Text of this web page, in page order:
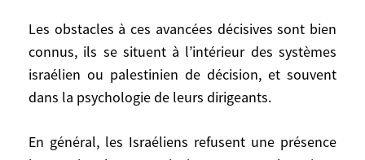
Les obstacles à ces avancées décisives sont bien
connus, ils se situent à l’intérieur des systèmes
israélien ou palestinien de décision, et souvent
dans la psychologie de leurs dirigeants.
En général, les Israéliens refusent une présence
négociations politiques.
– Des Palestiniens, un engagement total de
la police palestinienne contre les
mobilisation de toutes les autorités